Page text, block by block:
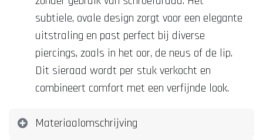
subtiele, ovale design zorgt voor een elegante
uitstraling en past perfect bij diverse
piercings, zoals in het oor, de neus of de lip.
Dit sieraad wordt per stuk verkocht en
combineert comfort met een verfijnde look.
Materiaalomschrijving